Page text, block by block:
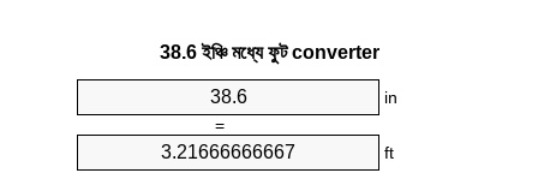
38.6 ইঞ্চি মধ্যে ফুট converter
in
=
ft